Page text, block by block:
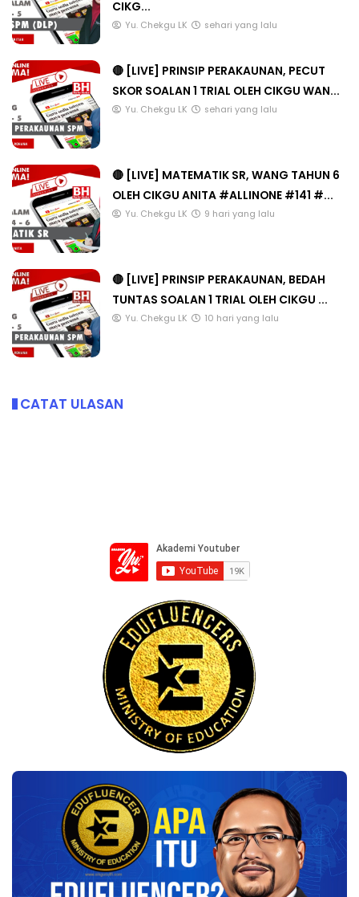
CIKG...
Yu. Chekgu LK sehari yang lalu
🔴 [LIVE] PRINSIP PERAKAUNAN, PECUT
SKOR SOALAN 1 TRIAL OLEH CIKGU WAN...
Yu. Chekgu LK sehari yang lalu
🔴 [LIVE] MATEMATIK SR, WANG TAHUN 6
OLEH CIKGU ANITA #ALLINONE #141 #...
Yu. Chekgu LK 9 hari yang lalu
🔴 [LIVE] PRINSIP PERAKAUNAN, BEDAH
TUNTAS SOALAN 1 TRIAL OLEH CIKGU ...
Yu. Chekgu LK 10 hari yang lalu
CATAT ULASAN